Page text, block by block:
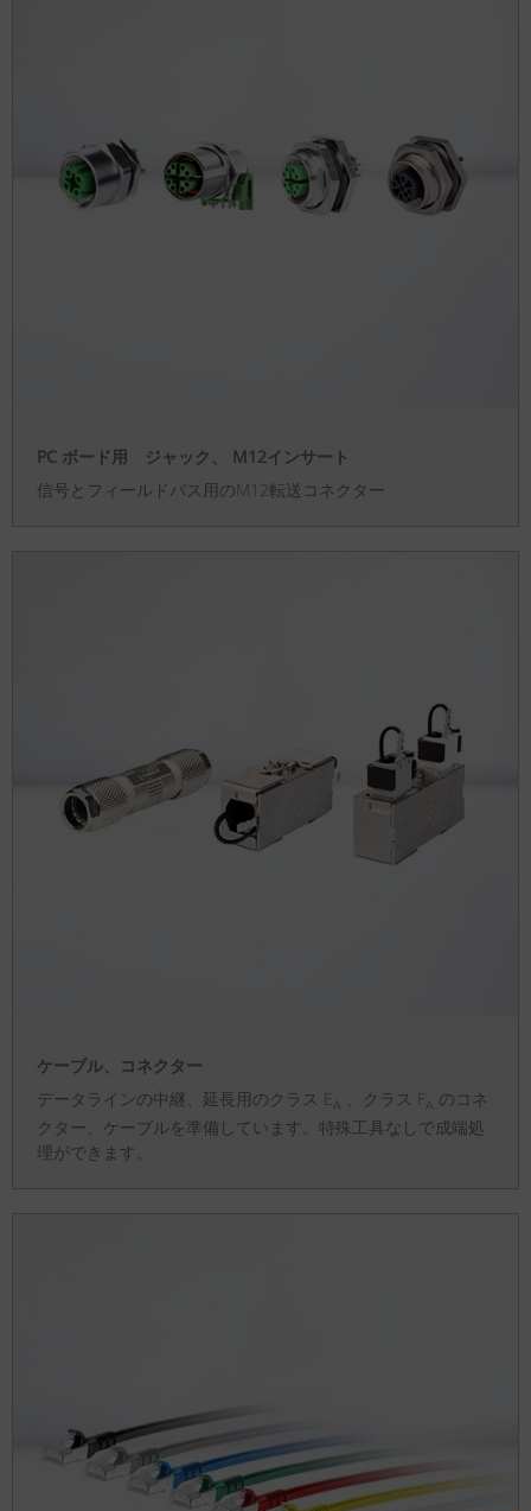
PC ボード用 ジャック、 M12インサート
信号とフィールドバス用のM12転送コネクター
ケーブル、コネクター
データラインの中継、延長用のクラス E A 、クラス FA のコネ
クター、ケーブルを準備しています。特殊工具なしで成端処
理ができます。